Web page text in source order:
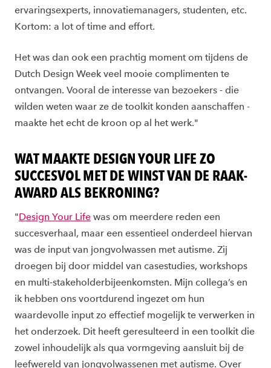
ervaringsexperts, innovatiemanagers, studenten, etc.
Kortom: a lot of time and effort.
Het was dan ook een prachtig moment om tijdens de
Dutch Design Week veel mooie complimenten te
ontvangen. Vooral de interesse van bezoekers - die
wilden weten waar ze de toolkit konden aanschaffen -
maakte het echt de kroon op al het werk."
WAT MAAKTE DESIGN YOUR LIFE ZO
SUCCESVOL MET DE WINST VAN DE RAAK-
AWARD ALS BEKRONING?
"Design Your Life was om meerdere reden een
succesverhaal, maar een essentieel onderdeel hiervan
was de input van jongvolwassen met autisme. Zij
droegen bij door middel van casestudies, workshops
en multi-stakeholderbijeenkomsten. Mijn collega’s en
ik hebben ons voortdurend ingezet om hun
waardevolle input zo effectief mogelijk te verwerken in
het onderzoek. Dit heeft geresulteerd in een toolkit die
zowel inhoudelijk als qua vormgeving aansluit bij de
leefwereld van jongvolwassenen met autisme. Over